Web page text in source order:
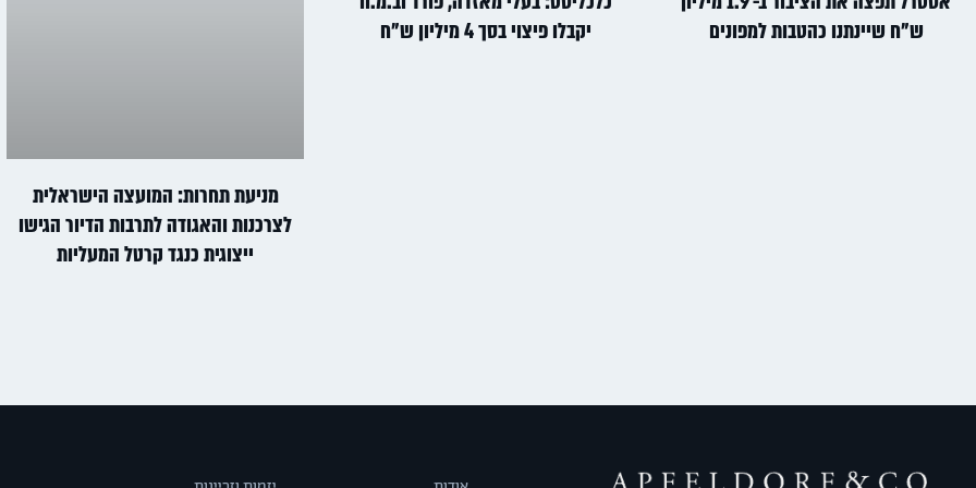
ש"ח שיינתנו כהטבות למפונים
יקבלו פיצוי בסך 4 מיליון ש"ח
מניעת תחרות: המועצה הישראלית
לצרכנות והאגודה לתרבות הדיור הגישו
ייצוגית כנגד קרטל המעליות